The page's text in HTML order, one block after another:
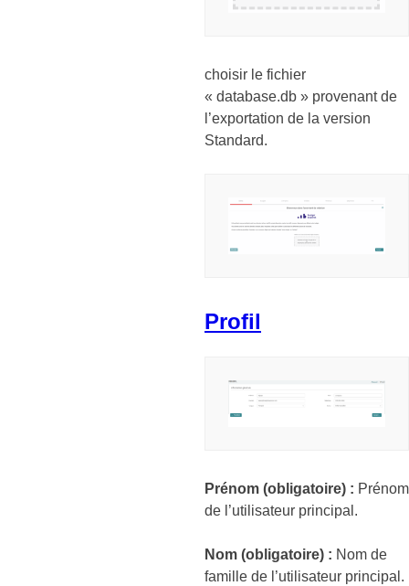
choisir le fichier
« database.db » provenant de
l’exportation de la version
Standard.
Profil
Prénom (obligatoire) : Prénom
de l’utilisateur principal.
Nom (obligatoire) : Nom de
famille de l’utilisateur principal.